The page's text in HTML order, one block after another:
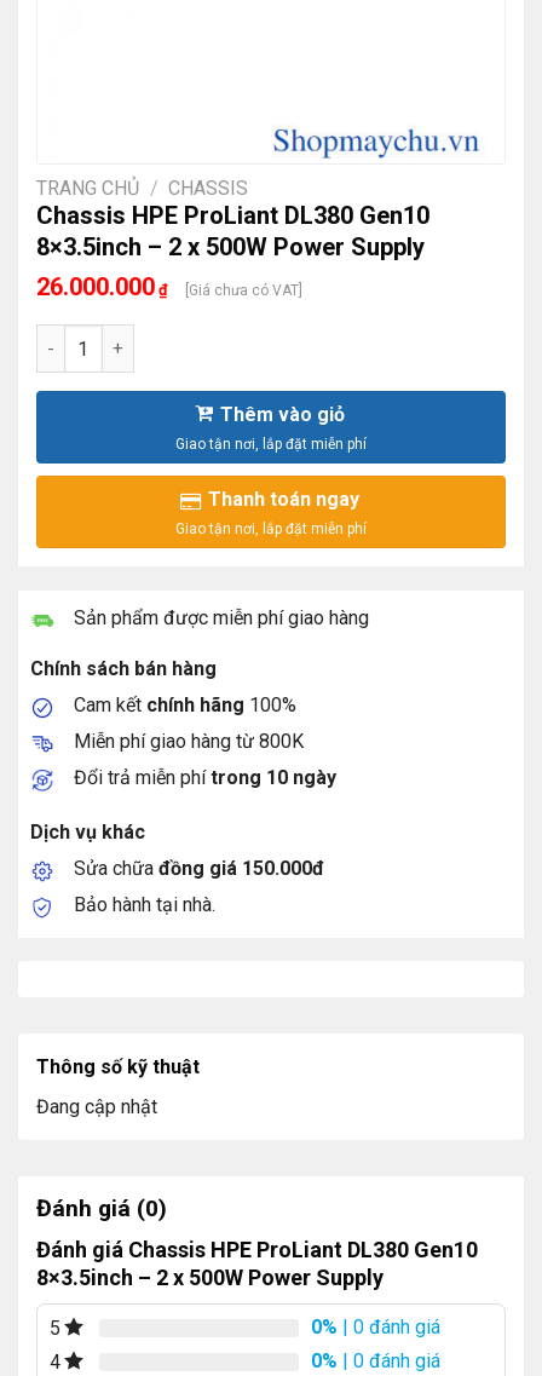
TRANG CHỦ / CHASSIS
Chassis HPE ProLiant DL380 Gen10
8×3.5inch – 2 x 500W Power Supply
26.000.000 ₫ [Giá chưa có VAT]
Chassis HPE ProLiant DL380 Gen10 8x3.5inch - 2 x 500W
Thêm vào giỏ
Thanh toán ngay
Sản phẩm được miễn phí giao hàng
Chính sách bán hàng
Cam kết chính hãng 100%
Miễn phí giao hàng từ 800K
Đổi trả miễn phítrong 10 ngày
Dịch vụ khác
Sửa chữa đồng giá 150.000đ
Bảo hành tại nhà.
Thông số kỹ thuật
Đang cập nhật
Đánh giá (0)
Đánh giá Chassis HPE ProLiant DL380 Gen10
8×3.5inch – 2 x 500W Power Supply
5 0% | 0 đánh giá
4
0% | 0 đánh giá